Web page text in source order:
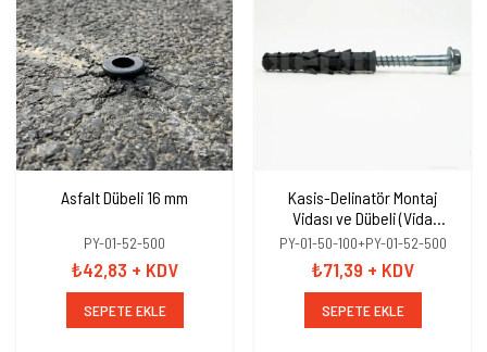
Asfalt Dübeli 16 mm
PY-01-52-500
₺42,83 + KDV
SEPETE EKLE
Kasis-Delinatör Montaj
Vidası ve Dübeli (Vida
10x100mm+Dübel 16mm)
PY-01-50-100+PY-01-52-500
₺71,39 + KDV
SEPETE EKLE